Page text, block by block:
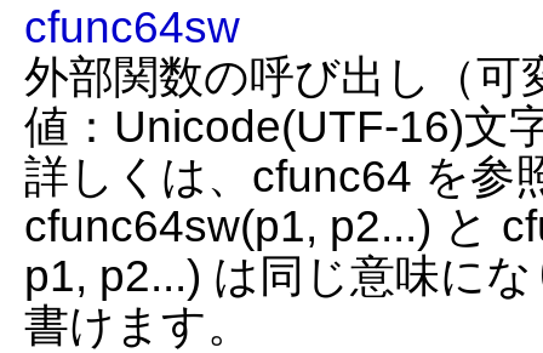
cfunc64sw
外部関数の呼び出し（可
値：Unicode(UTF-16)文
詳しくは、cfunc64 を参
cfunc64sw(p1, p2...) と
p1, p2...) は同じ意味に
書けます。